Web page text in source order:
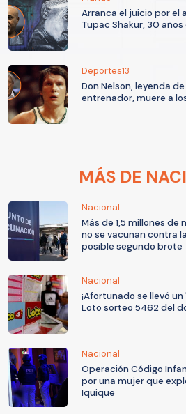
Arranca el juicio por el
Tupac Shakur, 30
Deportes13
Don Nelson, leyenda
entrenador, muere a
MÁS DE
Nacional
Más de 1,5 millones de
no se vacunan contra
posible segundo brote
Nacional
¡Afortunado se llevó
Loto sorteo 5462 del
Nacional
Operación Código
por una mujer que
Iquique